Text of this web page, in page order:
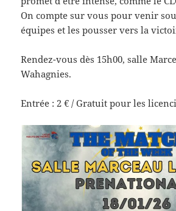
On compte sur vous pour venir
équipes et les pousser vers la
Rendez-vous dès 15h00, salle
Wahagnies.
Entrée : 2 € / Gratuit pour les